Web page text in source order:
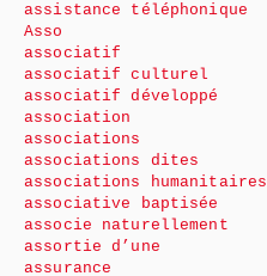
assistance téléphonique
Asso
associatif
associatif culturel
associatif développé
association
associations
associations dites
associations humanitaires
associative baptisée
associe naturellement
assortie d’une
assurance